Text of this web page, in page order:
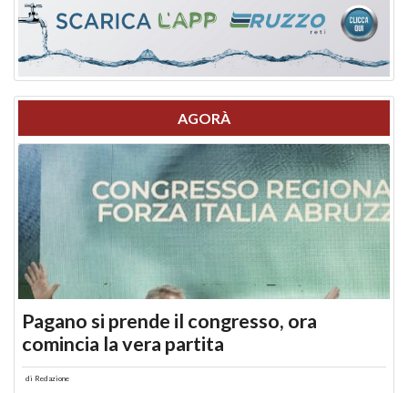
AGORÀ
Pagano si prende il congresso, ora
comincia la vera partita
di Redazione